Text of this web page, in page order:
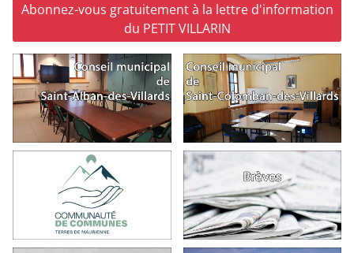
Abonnez-vous gratuitement à la lettre d'information
du PETIT VILLARIN